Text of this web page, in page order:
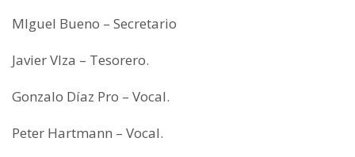
MIguel Bueno – Secretario
Javier VIza – Tesorero.
Gonzalo Díaz Pro – Vocal.
Peter Hartmann – Vocal.